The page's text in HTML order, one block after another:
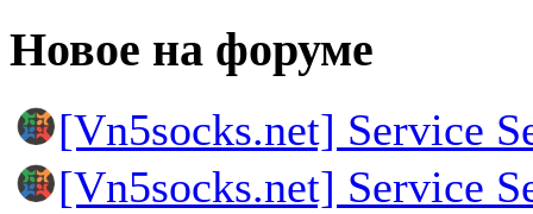
Новое на форуме
[Vn5socks.net] Service
[Vn5socks.net] Service